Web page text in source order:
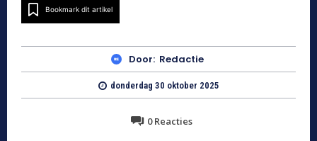
Bookmark dit artikel
Door: Redactie
donderdag 30 oktober 2025
0Reacties